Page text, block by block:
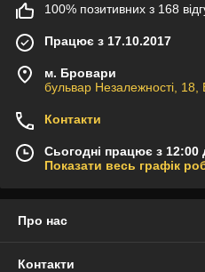
100% позитивних з 168
Працює з 17.10.2017
м. Бровари
бульвар Незалежності, 18,
Контакти
Сьогодні працює з 12:00
Показати весь графік
Про нас
Контакти